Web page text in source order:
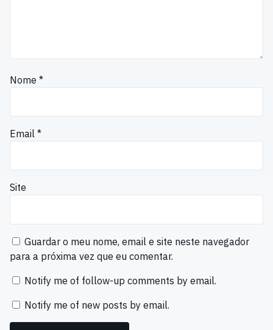
Nome *
Email *
Site
Guardar o meu nome, email e site neste navegador
para a próxima vez que eu comentar.
Notify me of follow-up comments by email.
Notify me of new posts by email.